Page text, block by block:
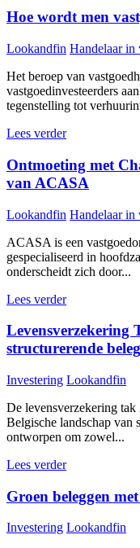
Hoe wordt men
Lookandfin Handelaar in
Het beroep van
vastgoedinvesteerders
tegenstelling tot
Lees verder
Ontmoeting met
van ACASA
Lookandfin Handelaar in
ACASA is een
gespecialiseerd in
onderscheidt zich door...
Lees verder
Levensverzekering
structurerende
Investering Lookandfin
De levensverzekering tak
Belgische landschap van
ontworpen om zowel...
Lees verder
Groen beleggen
Investering Lookandfin